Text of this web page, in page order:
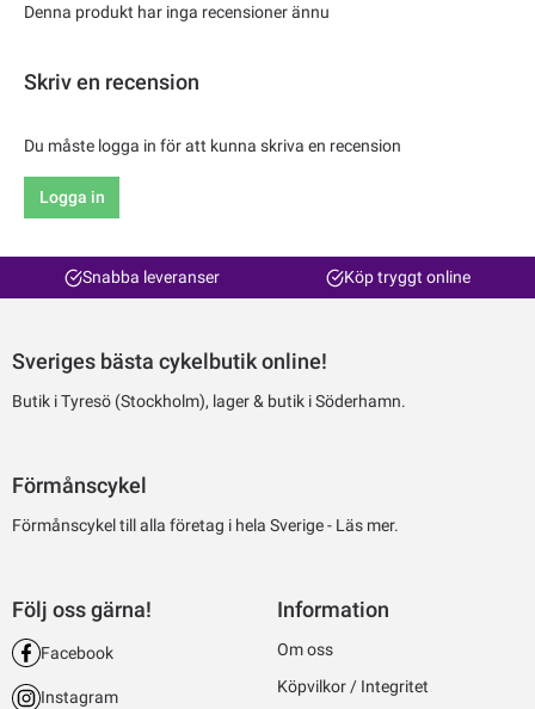
Denna produkt har inga recensioner ännu
Skriv en recension
Du måste logga in för att kunna skriva en recension
Logga in
Snabba leveranser Köp tryggt online
Sveriges bästa cykelbutik online!
Butik i Tyresö (Stockholm), lager & butik i Söderhamn.
Förmånscykel
Förmånscykel till alla företag i hela Sverige - Läs mer.
Följ oss gärna!
Facebook
Instagram
Information
Om oss
Köpvilkor / Integritet